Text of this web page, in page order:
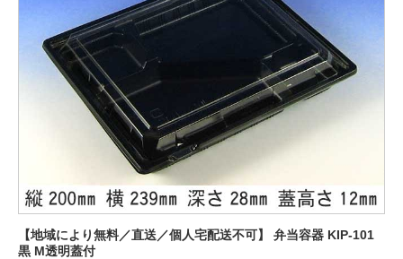
【地域により無料／直送／個人宅配送不可】 弁当容器 KIP-101
黒 M透明蓋付